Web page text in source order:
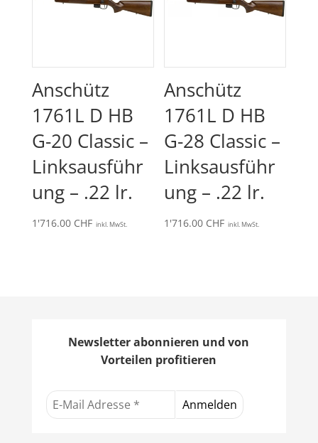
Anschütz
1761L D HB
G-20 Classic –
Linksausführ
ung – .22 lr.
1'716.00 CHF inkl. MwSt.
Anschütz
1761L D HB
G-28 Classic –
Linksausführ
ung – .22 lr.
1'716.00 CHF inkl. MwSt.
Newsletter abonnieren und von
Vorteilen profitieren